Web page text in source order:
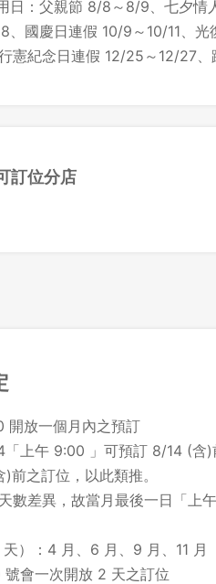
日：父親節 8/8～8/9、七夕情
國慶日連假 10/9～10/11、
憲紀念日連假 12/25～12/27、
訂位分店
開放一個月內之預訂
「上午 9:00 」可預訂 8/14 (含
前之訂位，以此類推。
數差異，故當月最後一日「上
）：4 月、6 月、9 月、11 月
會一次開放 2 天之訂位